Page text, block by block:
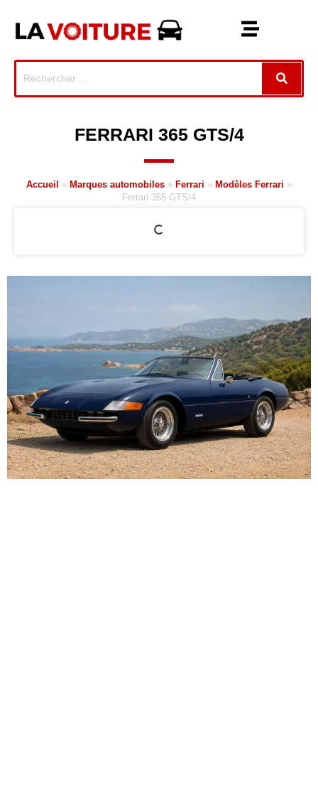
FERRARI 365 GTS/4
Accueil » Marques automobiles » Ferrari » Modèles Ferrari »
Ferrari 365 GTS/4